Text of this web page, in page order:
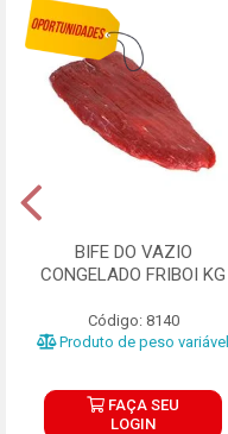
BIFE DO VAZIO
CONGELADO FRIBOI KG
Código: 8140
Produto de peso variável
FAÇA SEU
LOGIN